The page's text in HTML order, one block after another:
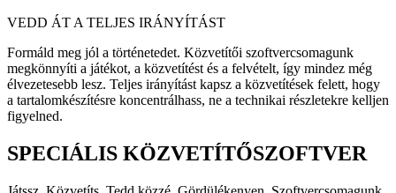
VEDD ÁT A TELJES IRÁNYÍTÁST
Formáld meg jól a történetedet. Közvetítői szoftvercsomagunk
megkönnyíti a játékot, a közvetítést és a felvételt, így mindez még
élvezetesebb lesz. Teljes irányítást kapsz a közvetítések felett, hogy
a tartalomkészítésre koncentrálhass, ne a technikai részletekre kelljen
figyelned.
SPECIÁLIS KÖZVETÍTŐSZOFTVER